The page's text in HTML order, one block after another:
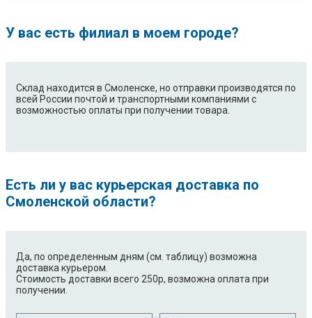
У вас есть филиал в моем городе?
Склад находится в Смоленске, но отправки производятся по
всей России почтой и транспортными компаниями с
возможностью оплаты при получении товара.
Есть ли у вас курьерская доставка по
Смоленской области?
Да, по определенным дням (см. таблицу) возможна
доставка курьером.
Стоимость доставки всего 250р, возможна оплата при
получении.